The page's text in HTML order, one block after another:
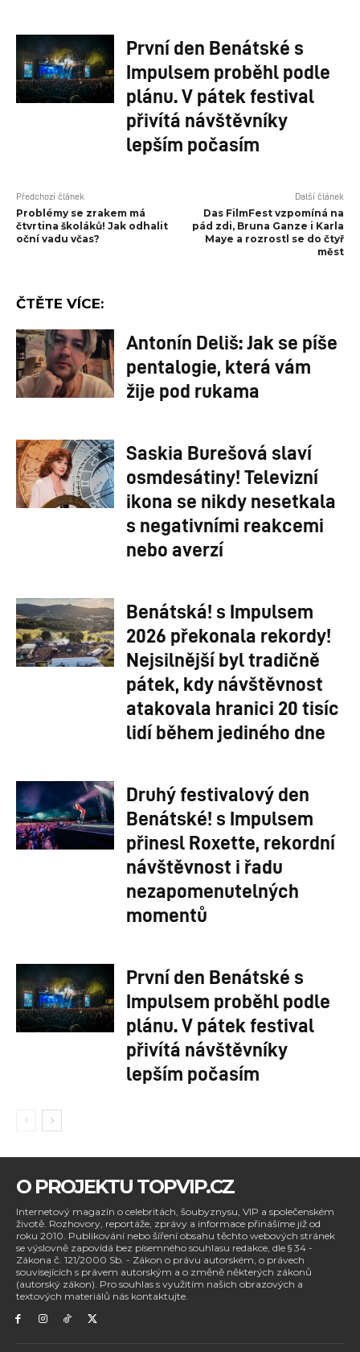
První den Benátské s
Impulsem proběhl podle
plánu. V pátek festival
přivítá návštěvníky
lepším počasím
Předchozí článek
Problémy se zrakem má
čtvrtina školáků! Jak odhalit
oční vadu včas?
Další článek
Das FilmFest vzpomíná na
pád zdi, Bruna Ganze i Karla
Maye a rozrostl se do čtyř
měst
ČTĚTE VÍCE:
Antonín Deliš: Jak se píše
pentalogie, která vám
žije pod rukama
Saskia Burešová slaví
osmdesátiny! Televizní
ikona se nikdy nesetkala
s negativními reakcemi
nebo averzí
Benátská! s Impulsem
2026 překonala rekordy!
Nejsilnější byl tradičně
pátek, kdy návštěvnost
atakovala hranici 20 tisíc
lidí během jediného dne
Druhý festivalový den
Benátské! s Impulsem
přinesl Roxette, rekordní
návštěvnost i řadu
nezapomenutelných
momentů
První den Benátské s
Impulsem proběhl podle
plánu. V pátek festival
přivítá návštěvníky
lepším počasím
O PROJEKTU TOPVIP.CZ
Internetový magazín o celebritách, šoubyznysu, VIP a společenském
životě. Rozhovory, reportáže, zprávy a informace přinášíme již od
roku 2010. Publikování nebo šíření obsahu těchto webových stránek
se výslovně zapovídá bez písemného souhlasu redakce, dle § 34 -
Zákona č. 121/2000 Sb. - Zákon o právu autorském, o právech
souvisejících s právem autorským a o změně některých zákonů
(autorský zákon). Pro souhlas s využitím našich obrazových a
textových materiálů nás kontaktujte.